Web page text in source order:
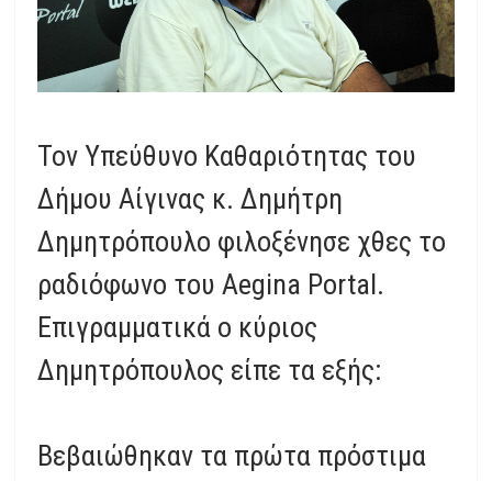
Τον Υπεύθυνο Καθαριότητας του
Δήμου Αίγινας κ. Δημήτρη
Δημητρόπουλο φιλοξένησε χθες το
ραδιόφωνο του Aegina Portal.
Επιγραμματικά ο κύριος
Δημητρόπουλος είπε τα εξής:
Βεβαιώθηκαν τα πρώτα πρόστιμα